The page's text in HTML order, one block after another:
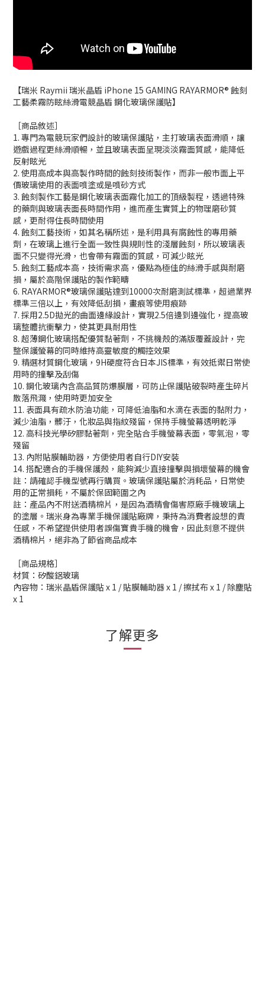
【瑞米 Raymii 瑞米晶盾 iPhone 15 GAMING RAYARMOR® 蝕刻
工藝柔霧防眩絲滑電競晶盾 鋼化玻璃保護貼】
［商品敘述］
1. 專門為電競玩家們設計的玻璃保護貼，主打玻璃表面滑順，讓
遊戲過程更絲滑順暢，並且玻璃表面呈現淡淡霧面質感，能降低
反射眩光
2. 使用高成本與高製作時間的蝕刻技術製作，而非一般市面上平
價玻璃使用的表面噴塗或是噴砂方式
3. 蝕刻製作工藝是鋼化玻璃表面霧化加工的頂級製程，透過特殊
的藥劑與玻璃表面長時間作用，進而產生實質上的物理磨砂質
感，更耐得住長時間使用
4. 蝕刻工藝技術，如其名稱所述，是利用具有腐蝕性的專用藥
劑，在玻璃上進行全面一致性與規則性的淺層蝕刻，所以玻璃表
面不只變得光滑，也會帶有霧面的質感，可減少眩光
5. 蝕刻工藝成本高，技術需求高，優點為極佳的絲滑手感與耐磨
損，屬於高階保護貼的製作範疇
6. RAYARMOR®玻璃保護貼達到10000次耐磨測試標準，超過業界
標準三倍以上，有效降低刮損，畫痕等使用痕跡
7. 採用2.5D拋光的曲面邊緣設計，實現2.5倍邊到邊強化，提高玻
璃整體抗衝擊力，使其更具耐用性
8. 超薄鋼化玻璃搭配優質黏著劑，不挑機殼的滿版覆蓋設計，完
整保護螢幕的同時維持高靈敏度的觸控效果
9. 精選材質鋼化玻璃，9H硬度符合日本JIS標準，有效抵禦日常使
用時的撞擊及刮傷
10. 鋼化玻璃內含高品質防爆膜層，可防止保護貼破裂時產生碎片
散落飛濺，使用時更加安全
11. 表面具有疏水防油功能，可降低油脂和水滴在表面的黏附力，
減少油脂，髒汙，化妝品與指紋殘留，保持手機螢幕透明乾淨
12. 高科技光學矽膠黏著劑，完全貼合手機螢幕表面，零氣泡，零
殘留
13. 內附貼膜輔助器，方便使用者自行DIY安裝
14. 搭配適合的手機保護殼，能夠減少直接撞擊與損壞螢幕的機會
註：請確認手機型號再行購買。玻璃保護貼屬於消耗品，日常使
用的正常損耗，不屬於保固範圍之內
註：產品內不附送酒精棉片，是因為酒精會傷害原廠手機玻璃上
的塗層。瑞米身為專業手機保護貼廠牌，秉持為消費者設想的責
任感，不希望提供使用者誤傷寶貴手機的機會，因此刻意不提供
酒精棉片，絕非為了節省商品成本
［商品規格］
材質：矽酸鋁玻璃
內容物：瑞米晶盾保護貼 x 1 / 貼膜輔助器 x 1 / 擦拭布 x 1 / 除塵貼
x 1
了解更多